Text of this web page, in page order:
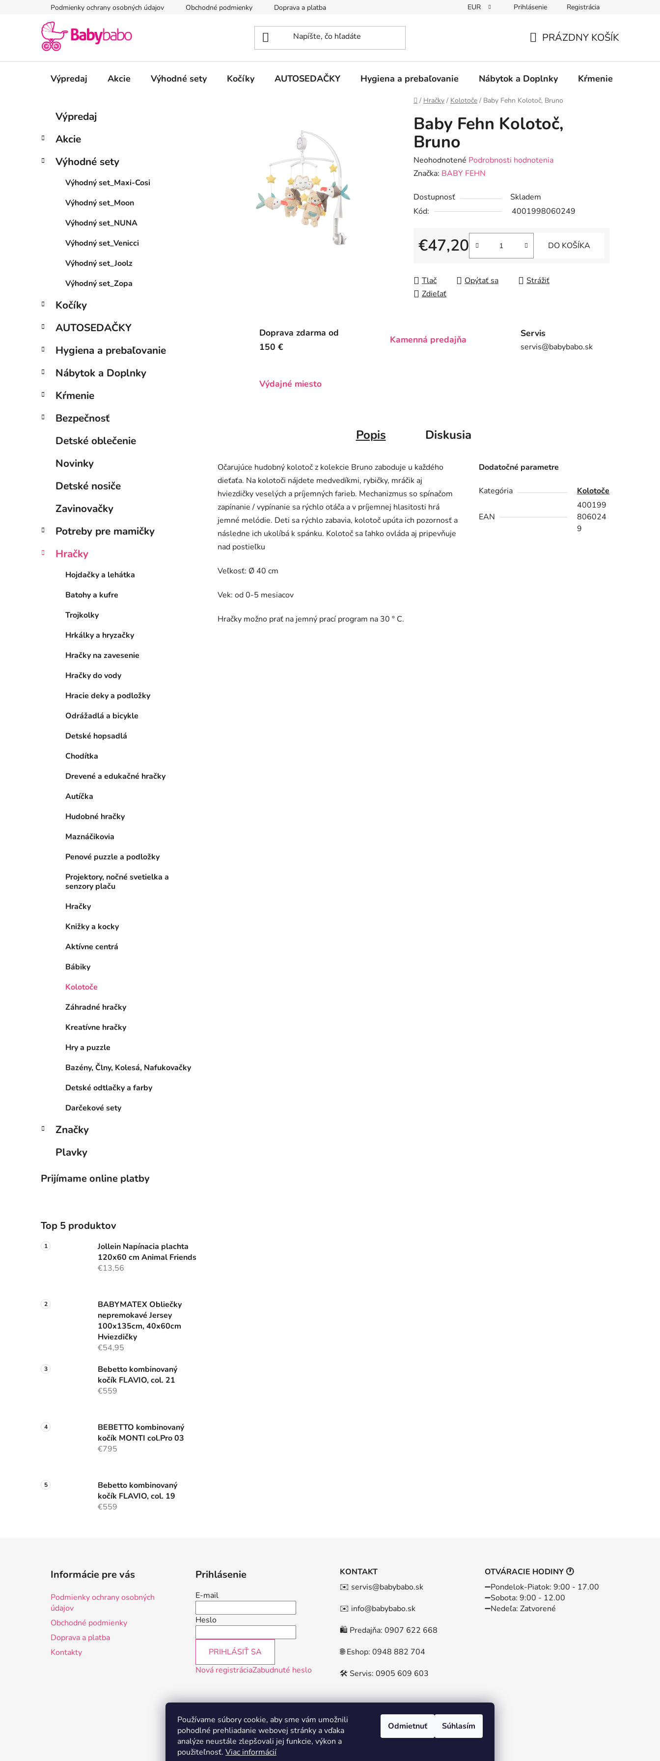
Používame súbory cookie, aby sme vám umožnili
pohodlné prehliadanie webovej stránky a vďaka
analýze neustále zlepšovali jej funkcie, výkon a
použiteľnosť. Viac informácií
Odmietnuť Súhlasím
Podmienky ochrany osobných údajov Obchodné podmienky Doprava a platba EUR Prihlásenie Registrácia
KOŠÍK
PRÁZDNY KOŠÍK
Výpredaj Akcie Výhodné sety Kočíky AUTOSEDAČKY Hygiena a prebaľovanie Nábytok a Doplnky Kŕmenie
Domov
/ Hračky / Kolotoče / Baby Fehn Kolotoč, Bruno
č
ý
Preskočiť
kategórie
e
ó
Výpredaj
Akcie
Výhodné sety
Výhodný set_Maxi-Cosi
Výhodný set_Moon
Výhodný set_NUNA
Výhodný set_Venicci
Výhodný set_Joolz
Výhodný set_Zopa
Kočíky
AUTOSEDAČKY
Hygiena a prebaľovanie
Nábytok a Doplnky
Kŕmenie
Bezpečnosť
Detské oblečenie
Novinky
Detské nosiče
Zavinovačky
Potreby pre mamičky
Hračky
Hojdačky a lehátka
Batohy a kufre
Trojkolky
Hrkálky a hryzačky
Hračky na zavesenie
Hračky do vody
Hracie deky a podložky
Odrážadlá a bicykle
Detské hopsadlá
Chodítka
Drevené a edukačné hračky
Autíčka
Hudobné hračky
Maznáčikovia
Penové puzzle a podložky
Projektory, nočné svetielka a
senzory plaču
Hračky
Knižky a kocky
Aktívne centrá
Bábiky
Kolotoče
Záhradné hračky
Kreatívne hračky
Hry a puzzle
Bazény, Člny, Kolesá, Nafukovačky
Detské odtlačky a farby
Darčekové sety
Značky
Plavky
Prijímame online platby
Top 5 produktov
Jollein Napínacia plachta
120x60 cm Animal Friends
€13,56
BABYMATEX Obliečky
nepremokavé Jersey
100x135cm, 40x60cm
Hviezdičky
€54,95
Bebetto kombinovaný
kočík FLAVIO, col. 21
€559
BEBETTO kombinovaný
kočík MONTI col.Pro 03
€795
Bebetto kombinovaný
kočík FLAVIO, col. 19
€559
Baby Fehn Kolotoč,
Bruno
Priemerné
hodnotenie
je
0,0
hviezdičiek.
Neohodnotené Podrobnosti hodnotenia
Značka: BABY FEHN
Dostupnosť
Skladem
Kód:
4001998060249
€47,20
Jednotková cena:
DO KOŠÍKA
Tlač Opýtať sa
Strážiť
Zdieľať
Doprava zdarma od
150 €
Kamenná predajňa
Servis
servis@babybabo.sk
Výdajné miesto
Popis Diskusia
Očarujúce hudobný kolotoč z kolekcie Bruno zaboduje u každého
dieťaťa. Na kolotoči nájdete medvedíkmi, rybičky, mráčik aj
hviezdičky veselých a príjemných farieb. Mechanizmus so spínačom
zapínanie / vypínanie sa rýchlo otáča a v príjemnej hlasitosti hrá
jemné melódie. Deti sa rýchlo zabavia, kolotoč upúta ich pozornosť a
následne ich ukolíbá k spánku. Kolotoč sa ľahko ovláda aj pripevňuje
nad postieľku
Veľkosť: Ø 40 cm
Vek: od 0-5 mesiacov
Hračky možno prať na jemný prací program na 30 ° C.
Dodatočné parametre
Kategória Kolotoče
EAN
400199
806024
9
Informácie pre vás
Podmienky ochrany osobných
údajov
Obchodné podmienky
Doprava a platba
Kontakty
Prihlásenie
E-mail
Heslo
PRIHLÁSIŤ SA
Nová registráciaZabudnuté heslo
KONTAKT
✉️ servis@babybabo.sk
✉️ info@babybabo.sk
🛍️ Predajňa: 0907 622 668
🌐 Eshop: 0948 882 704
🛠️ Servis: 0905 609 603
OTVÁRACIE HODINY 🕐
➖️Pondelok-Piatok: 9:00 - 17.00
➖️Sobota: 9:00 - 12.00
➖️Nedeľa: Zatvorené